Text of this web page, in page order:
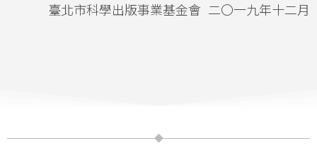
臺北市科學出版事業基金會 二〇一九年十二月